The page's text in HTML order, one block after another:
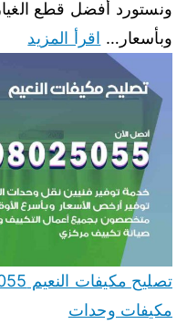
ونستورد أفضل قطع
وبأسعار… اقرأ المزيد
مكيفات وحدات